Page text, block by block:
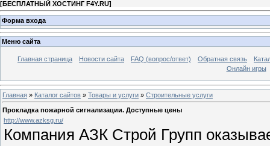
[БЕСПЛАТНЫЙ ХОСТИНГ F4Y.RU]
Форма входа
Меню сайта
Главная страница Новости сайта FAQ (вопрос/ответ) Обратная связь
Онлайн игры
Главная » Каталог сайтов » Товары и услуги » Строительные услуги
Прокладка пожарной сигнализации. Доступные цены
http://www.azksg.ru/
Компания АЗК Строй Групп